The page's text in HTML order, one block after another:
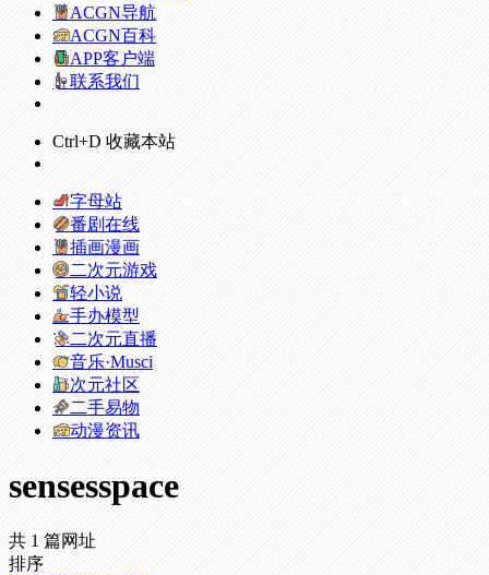
ACGN导航
ACGN百科
APP客户端
联系我们
Ctrl+D 收藏本站
字母站
番剧在线
插画漫画
二次元游戏
轻小说
手办模型
二次元直播
音乐·Musci
次元社区
二手易物
动漫资讯
sensesspace
共 1 篇网址
排序